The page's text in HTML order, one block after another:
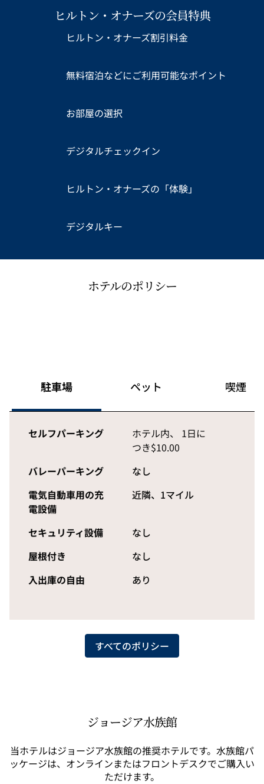
ヒルトン・オナーズの会員特典
ヒルトン・オナーズ割引料金
無料宿泊などにご利用可能なポイント
お部屋の選択
デジタルチェックイン
ヒルトン・オナーズの「体験」
デジタルキー
ホテルのポリシー
駐車場 ペット 喫煙
セルフパーキング ホテル内、
1日に
つき$10.00
バレーパーキング
なし
電気自動車用の充
電設備
近隣、1マイル
セキュリティ設備
なし
屋根付き
なし
入出庫の自由
あり
すべてのポリシー
ジョージア水族館
当ホテルはジョージア水族館の推奨ホテルです。水族館パ
ッケージは、オンラインまたはフロントデスクでご購入い
ただけます。